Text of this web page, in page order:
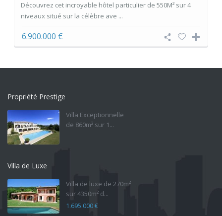
Découvrez cet incroyable hôtel particulier de 550M² sur 4
niveaux situé sur la célèbre ave ...
6.900.000 €
Propriété Prestige
Villa Exceptionnelle
de 860m² sur 1...
Villa de Luxe
Villa de luxe de 270m²
sur 4350m² d...
1.695.000 €